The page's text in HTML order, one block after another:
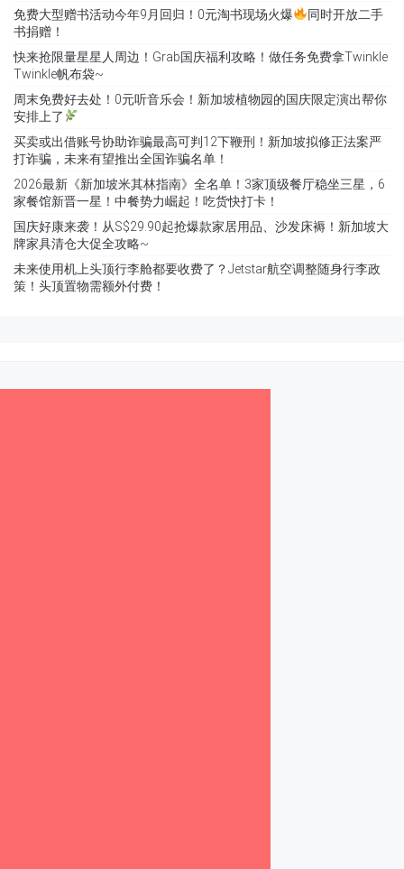
免费大型赠书活动今年9月回归！0元淘书现场火爆
同时开放二手
书捐赠！
快来抢限量星星人周边！Grab国庆福利攻略！做任务免费拿Twinkle
Twinkle帆布袋~
周末免费好去处！0元听音乐会！新加坡植物园的国庆限定演出帮你
安排上了
买卖或出借账号协助诈骗最高可判12下鞭刑！新加坡拟修正法案严
打诈骗，未来有望推出全国诈骗名单！
2026最新《新加坡米其林指南》全名单！3家顶级餐厅稳坐三星，6
家餐馆新晋一星！中餐势力崛起！吃货快打卡！
国庆好康来袭！从S$29.90起抢爆款家居用品、沙发床褥！新加坡大
牌家具清仓大促全攻略~
未来使用机上头顶行李舱都要收费了？Jetstar航空调整随身行李政
策！头顶置物需额外付费！